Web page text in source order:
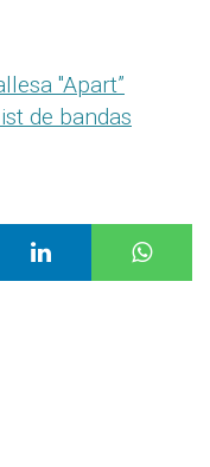
"Apart”
de bandas